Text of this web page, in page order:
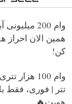
وام 200
همین الان احراز
کن!
وام 100 هزار
تتر | فوری، فقط
هویت🔥